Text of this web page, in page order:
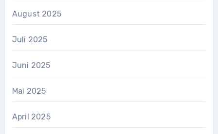
August 2025
Juli 2025
Juni 2025
Mai 2025
April 2025